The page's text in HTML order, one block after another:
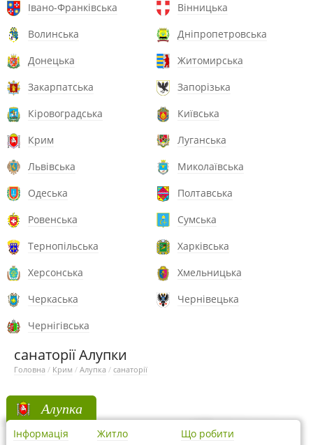
Івано-Франківська
Вінницька
Волинська
Дніпропетровська
Донецька
Житомирська
Закарпатська
Запорізька
Кіровоградська
Київська
Крим
Луганська
Львівська
Миколаївська
Одеська
Полтавська
Ровенська
Сумська
Тернопільська
Харківська
Херсонська
Хмельницька
Черкаська
Чернівецька
Чернігівська
санаторії Алупки
Головна / Крим / Алупка / санаторії
Алупка
Інформація Житло Що робити